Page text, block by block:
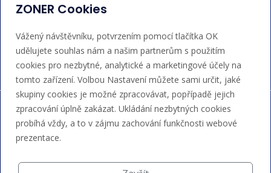
Akceptujeme platby kartou, Google/Apple Pay,
bankovním převodem a kreditem.
ZONER Cookies
Vážený návštěvníku, potvrzením pomocí tlačítka OK
udělujete souhlas nám a našim partnerům s použitím
cookies pro nezbytné, analytické a marketingové účely na
tomto zařízení. Volbou Nastavení můžete sami určit, jaké
skupiny cookies je možné zpracovávat, popřípadě jejich
zpracování úplně zakázat. Ukládání nezbytných cookies
probíhá vždy, a to v zájmu zachování funkčnosti webové
prezentace.